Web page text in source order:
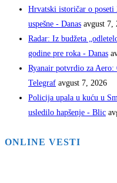
Hrvatski istoričar o poseti
uspešne - Danas avgust 7,
Radar: Iz budžeta
godine pre roka - Danas
Ryanair potvrdio za
Telegraf avgust 7, 2026
Policija upala u kuću u
usledilo hapšenje - Blic
ONLINE VESTI